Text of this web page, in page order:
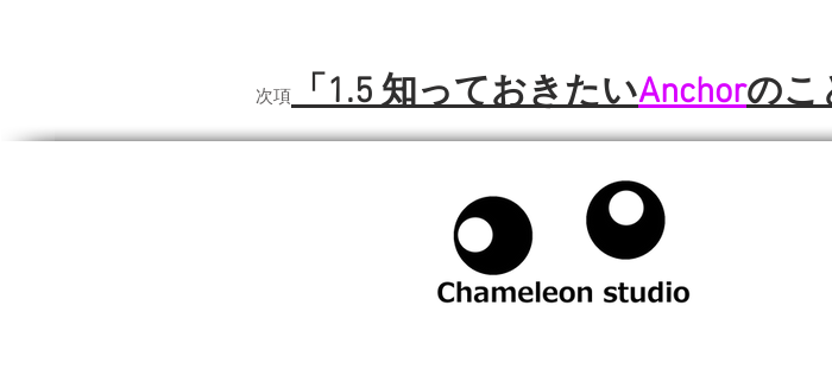
​​​次項「1.5 知っておきたいAnchorのこ